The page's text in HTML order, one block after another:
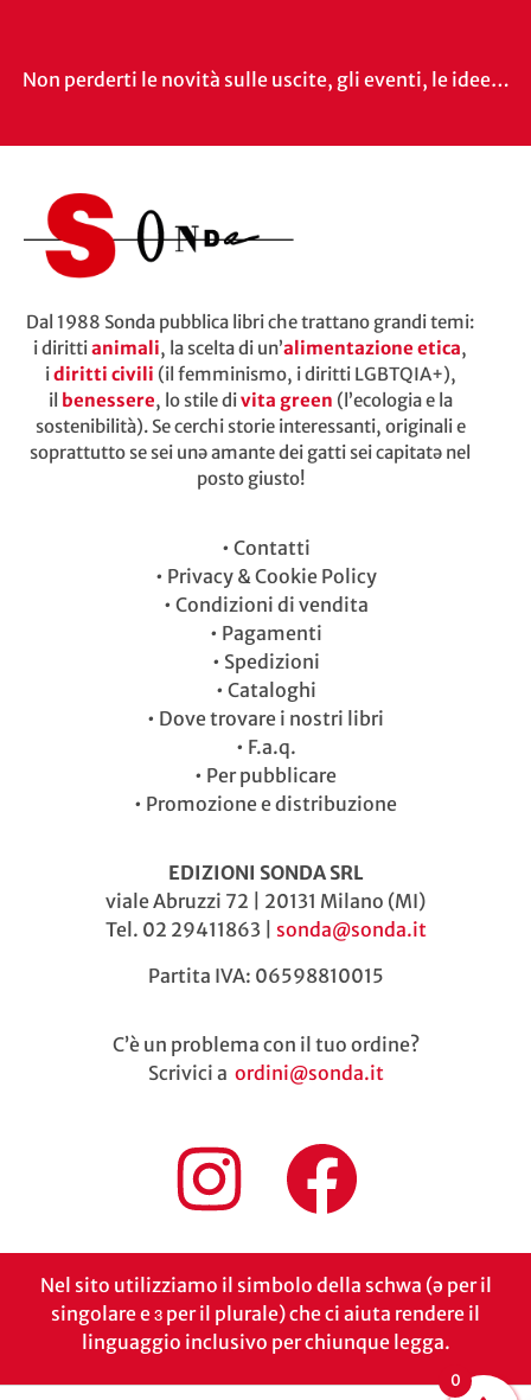
Non perderti le novità sulle uscite, gli eventi, le idee…
Dal 1988 Sonda pubblica libri che trattano grandi temi:
i dirittianimali, la scelta di un’alimentazione etica,
idiritti civili (il femminismo, i diritti LGBTQIA+),
il benessere, lo stile divita green (l’ecologia e la
sostenibilità). Se cerchi storie interessanti, originali e
soprattutto se sei unə amante dei gatti sei capitatə nel
posto giusto!
• Contatti
• Privacy & Cookie Policy
• Condizioni di vendita
• Pagamenti
• Spedizioni
• Cataloghi
• Dove trovare i nostri libri
• F.a.q.
• Per pubblicare
• Promozione e distribuzione
EDIZIONI SONDA SRL
viale Abruzzi 72 | 20131 Milano (MI)
Tel. 02 29411863 | sonda@sonda.it
Partita IVA: 06598810015
C’è un problema con il tuo ordine?
Scrivici a ordini@sonda.it
Nel sito utilizziamo il simbolo della schwa (ə per il
singolare e ɜ per il plurale) che ci aiuta rendere il
linguaggio inclusivo per chiunque legga.
0